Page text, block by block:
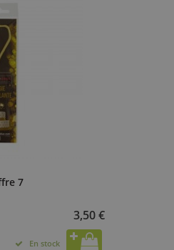
7
3,50 €
En stock